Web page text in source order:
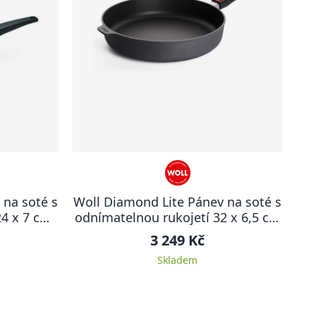
soté s
x 7 cm
Woll Diamond Lite Pánev na soté s
odnímatelnou rukojetí 32 x 6,5 cm
4,75 l
3 249 Kč
Skladem